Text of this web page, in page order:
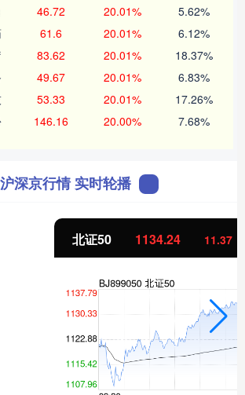
46.72 20.01% 5.62%
61.6 20.01% 6.12%
83.62 20.01% 18.37%
49.67 20.01% 6.83%
53.33 20.01% 17.26%
146.16 20.00% 7.68%
沪深京行情 实时轮播
11.37 1.01%